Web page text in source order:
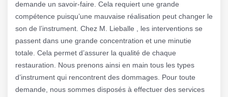
demande un savoir-faire. Cela requiert une grande
compétence puisqu’une mauvaise réalisation peut changer le
son de l’instrument. Chez M. Lieballe , les interventions se
passent dans une grande concentration et une minutie
totale. Cela permet d’assurer la qualité de chaque
restauration. Nous prenons ainsi en main tous les types
d’instrument qui rencontrent des dommages. Pour toute
demande, nous sommes disposés à effectuer des services